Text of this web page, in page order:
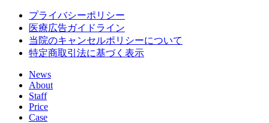
プライバシーポリシー
医療広告ガイドライン
当院のキャンセルポリシーについて
特定商取引法に基づく表示
News
About
Staff
Price
Case